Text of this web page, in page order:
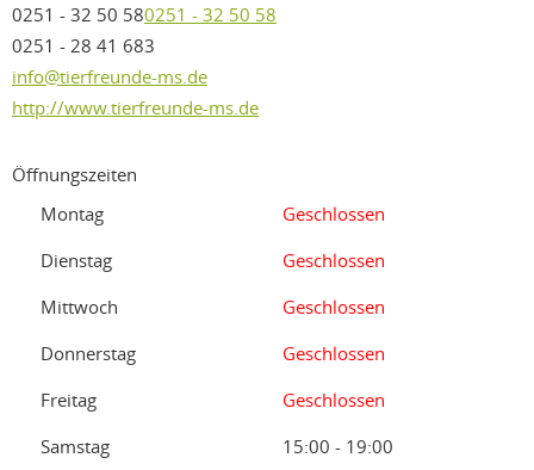
0251 - 32 50 580251 - 32 50 58
0251 - 28 41 683
info@tierfreunde-ms.de
http://www.tierfreunde-ms.de
Öffnungszeiten
Montag
Geschlossen
Dienstag
Geschlossen
Mittwoch
Geschlossen
Donnerstag
Geschlossen
Freitag
Geschlossen
Samstag
15:00 - 19:00